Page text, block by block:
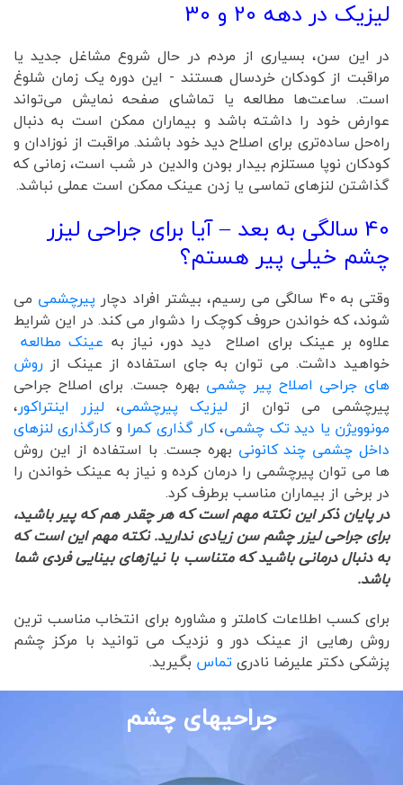
لیزیک در دهه 20 و 30
در این سن، بسیاری از مردم در حال شروع مشاغل جدید یا
مراقبت از کودکان خردسال هستند - این دوره یک زمان شلوغ
است. ساعت‌ها مطالعه یا تماشای صفحه نمایش می‌تواند
عوارض خود را داشته باشد و بیماران ممکن است به دنبال
راه‌حل ساده‌تری برای اصلاح دید خود باشند. مراقبت از نوزادان و
کودکان نوپا مستلزم بیدار بودن والدین در شب است، زمانی که
گذاشتن لنزهای تماسی یا زدن عینک ممکن است عملی نباشد.
40 سالگی به بعد – آیا برای جراحی لیزر
چشم خیلی پیر هستم؟
وقتی به 40 سالگی می رسیم، بیشتر افراد دچار پیرچشمی می
شوند، که خواندن حروف کوچک را دشوار می کند. در این شرایط
علاوه بر عینک برای اصلاح دید دور، نیاز به عینک مطالعه
خواهید داشت. می توان به جای استفاده از عینک از روش
های جراحی اصلاح پیر چشمی بهره جست. برای اصلاح جراحی
پیرچشمی می توان از لیزیک پیرچشمی،لیزر اینتراکور،
مونوویژن یا دید تک چشمی،کار گذاری کمرا وکارگذاری لنزهای
داخل چشمی چند کانونی بهره جست. با استفاده از این روش
ها می توان پیرچشمی را درمان کرده و نیاز به عینک خواندن را
در برخی از بیماران مناسب برطرف کرد.
در پایان ذکر این نکته مهم است که هر چقدر هم که پیر باشید،
برای جراحی لیزر چشم سن زیادی ندارید. نکته مهم این است که
به دنبال درمانی باشید که متناسب با نیازهای بینایی فردی شما
باشد.
برای کسب اطلاعات کاملتر و مشاوره برای انتخاب مناسب ترین
روش رهایی از عینک دور و نزدیک می توانید با مرکز چشم
پزشکی دکتر علیرضا نادریتماس بگیرید.
جراحیهای چشم